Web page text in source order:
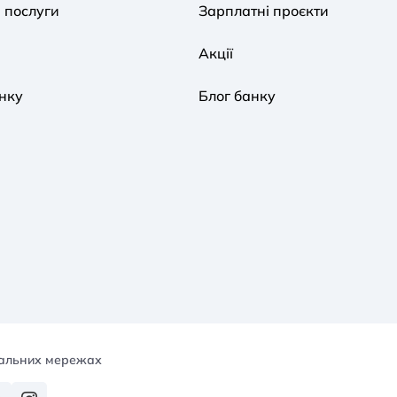
послуги Зарплатні проєкти
Акції
Блог банку
мережах